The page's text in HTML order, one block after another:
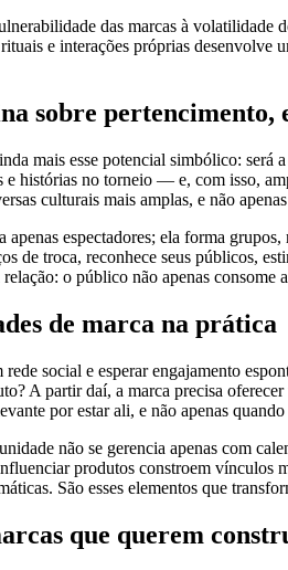
das marcas à volatilidade
e interações próprias desenvolve
sobre pertencimento,
mais esse potencial simbólico: será
e histórias no torneio — e, com isso,
culturais mais amplas, e não
espectadores; ela forma
de troca, reconhece seus públicos,
o público não apenas consome
de marca na prática
social e esperar engajamento
A partir daí, a marca precisa
por estar ali, e não apenas
não se gerencia apenas com
produtos constroem vínculos
São esses elementos que
que querem